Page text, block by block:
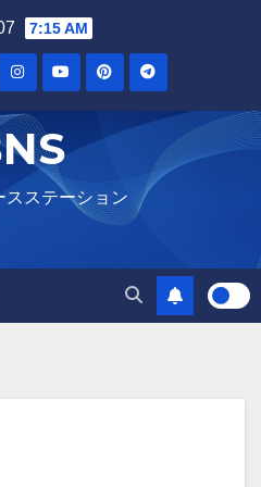
7:15 AM
スステーション